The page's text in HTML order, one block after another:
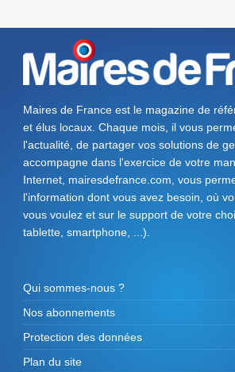
Maires de France est le magazine de
et élus locaux. Chaque mois, il vous
l'actualité, de partager vos solutions de
accompagne dans l'exercice de votre
Internet, mairesdefrance.com, vous
l'information dont vous avez besoin, où
vous voulez et sur le support de votre
tablette, smartphone, ...).
Qui sommes-nous ?
Nos abonnements
Protection des données
Plan du site